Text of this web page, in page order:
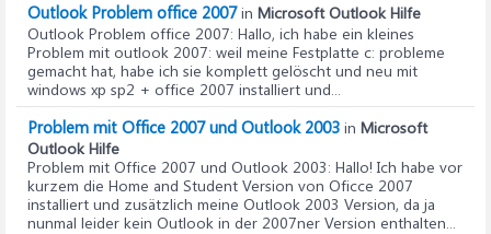
Outlook Problem office 2007in Microsoft Outlook Hilfe
Outlook Problem office 2007: Hallo, ich habe ein kleines
Problem mit outlook 2007: weil meine Festplatte c: probleme
gemacht hat, habe ich sie komplett gelöscht und neu mit
windows xp sp2 + office 2007 installiert und...
Problem mit Office 2007 und Outlook 2003 in Microsoft
Outlook Hilfe
Problem mit Office 2007 und Outlook 2003: Hallo! Ich habe vor
kurzem die Home and Student Version von Oficce 2007
installiert und zusätzlich meine Outlook 2003 Version, da ja
nunmal leider kein Outlook in der 2007ner Version enthalten...